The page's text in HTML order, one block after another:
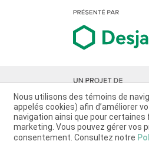
Nous utilisons des témoins de
appelés cookies) afin d’améliorer
navigation ainsi que pour
marketing. Vous pouvez gérer vos
consentement. Consultez notre